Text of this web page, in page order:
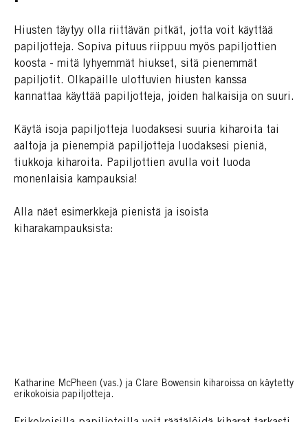
Hiusten täytyy olla riittävän pitkät, jotta voit käyttää
papiljotteja. Sopiva pituus riippuu myös papiljottien
koosta - mitä lyhyemmät hiukset, sitä pienemmät
papiljotit. Olkapäille ulottuvien hiusten kanssa
kannattaa käyttää papiljotteja, joiden halkaisija on suuri.
Käytä isoja papiljotteja luodaksesi suuria kiharoita tai
aaltoja ja pienempiä papiljotteja luodaksesi pieniä,
tiukkoja kiharoita. Papiljottien avulla voit luoda
monenlaisia kampauksia!
Alla näet esimerkkejä pienistä ja isoista
kiharakampauksista:
Katharine McPheen (vas.) ja Clare Bowensin kiharoissa on käytetty
erikokoisia papiljotteja.